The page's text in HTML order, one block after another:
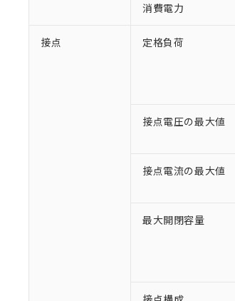
消費電力
接点 定格負荷
接点電圧の最大値
接点電流の最大値
最大開閉容量